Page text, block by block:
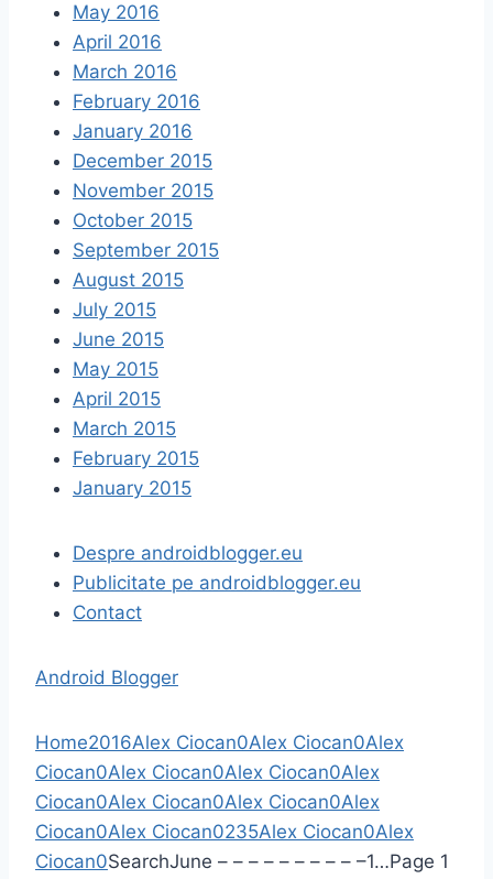
May 2016
April 2016
March 2016
February 2016
January 2016
December 2015
November 2015
October 2015
September 2015
August 2015
July 2015
June 2015
May 2015
April 2015
March 2015
February 2015
January 2015
Despre androidblogger.eu
Publicitate pe androidblogger.eu
Contact
Android Blogger
Home2016Alex Ciocan0Alex Ciocan0Alex
Ciocan0Alex Ciocan0Alex Ciocan0Alex
Ciocan0Alex Ciocan0Alex Ciocan0Alex
Ciocan0Alex Ciocan0235Alex Ciocan0Alex
Ciocan0SearchJune – – – – – – – – – –1…Page 1